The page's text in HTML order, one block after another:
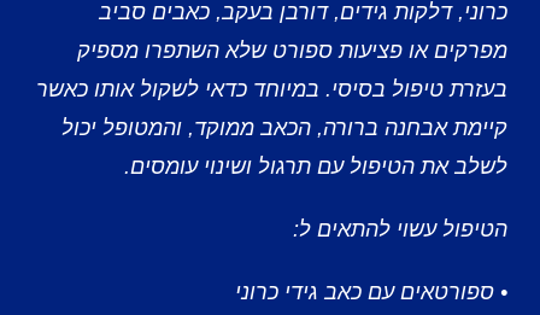
כרוני, דלקות גידים, דורבן בעקב, כאבים סביב
מפרקים או פציעות ספורט שלא השתפרו מספיק
בעזרת טיפול בסיסי. במיוחד כדאי לשקול אותו כאשר
קיימת אבחנה ברורה, הכאב ממוקד, והמטופל יכול
לשלב את הטיפול עם תרגול ושינוי עומסים.
הטיפול עשוי להתאים ל:
• ספורטאים עם כאב גידי כרוני